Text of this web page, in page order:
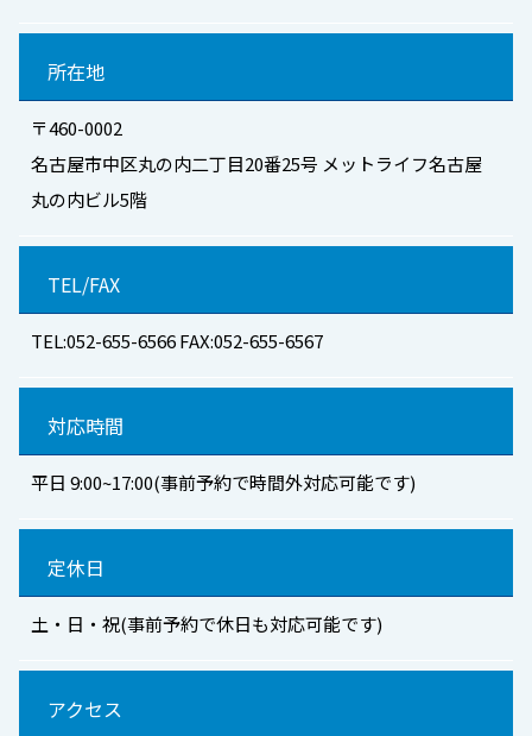
所在地
〒460-0002
名古屋市中区丸の内二丁目20番25号 メットライフ名古屋
丸の内ビル5階
TEL/FAX
TEL:052-655-6566 FAX:052-655-6567
対応時間
平日 9:00~17:00(事前予約で時間外対応可能です)
定休日
土・日・祝(事前予約で休日も対応可能です)
アクセス